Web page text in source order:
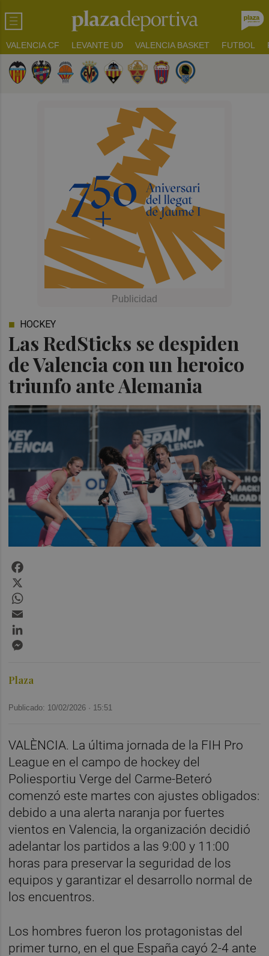
VALENCIA CF LEVANTE UD VALENCIA BASKET FUTBOL
Las RedSticks se despiden
de Valencia con un heroico
triunfo ante Alemania
HOCKEY
Plaza
Publicado: 10/02/2026 · 15:51
VALÈNCIA. La última jornada de la FIH Pro
League en el campo de hockey del
Poliesportiu Verge del Carme-Beteró
comenzó este martes con ajustes obligados:
debido a una alerta naranja por fuertes
vientos en Valencia, la organización decidió
adelantar los partidos a las 9:00 y 11:00
horas para preservar la seguridad de los
equipos y garantizar el desarrollo normal de
los encuentros.
Los hombres fueron los protagonistas del
primer turno, en el que España cayó 2-4 ante